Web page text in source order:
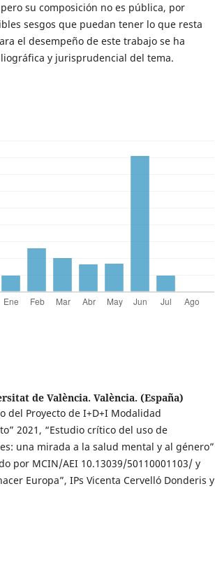
su composición no es pública, por
sesgos que puedan tener lo que resta
el desempeño de este trabajo se ha
y jurisprudencial del tema.
de València. València. (España)
del Proyecto de I+D+I Modalidad
2021, “Estudio crítico del uso de
una mirada a la salud mental y al género”
por MCIN/AEI 10.13039/50110001103/ y
Europa”, IPs Vicenta Cervelló Donderis y